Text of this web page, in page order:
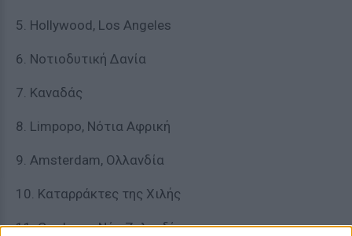
5. Hollywood, Los Angeles
6. Νοτιοδυτική Δανία
7. Καναδάς
8. Limpopo, Νότια Αφρική
9. Amsterdam, Ολλανδία
10. Καταρράκτες της Χιλής
11. Cardrona, Νέα Ζηλανδία